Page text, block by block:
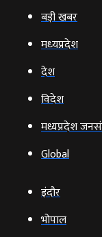
बड़ी खबर
मध्‍यप्रदेश
देश
विदेश
मध्यप्रदेश
Global
इंदौर
भोपाल